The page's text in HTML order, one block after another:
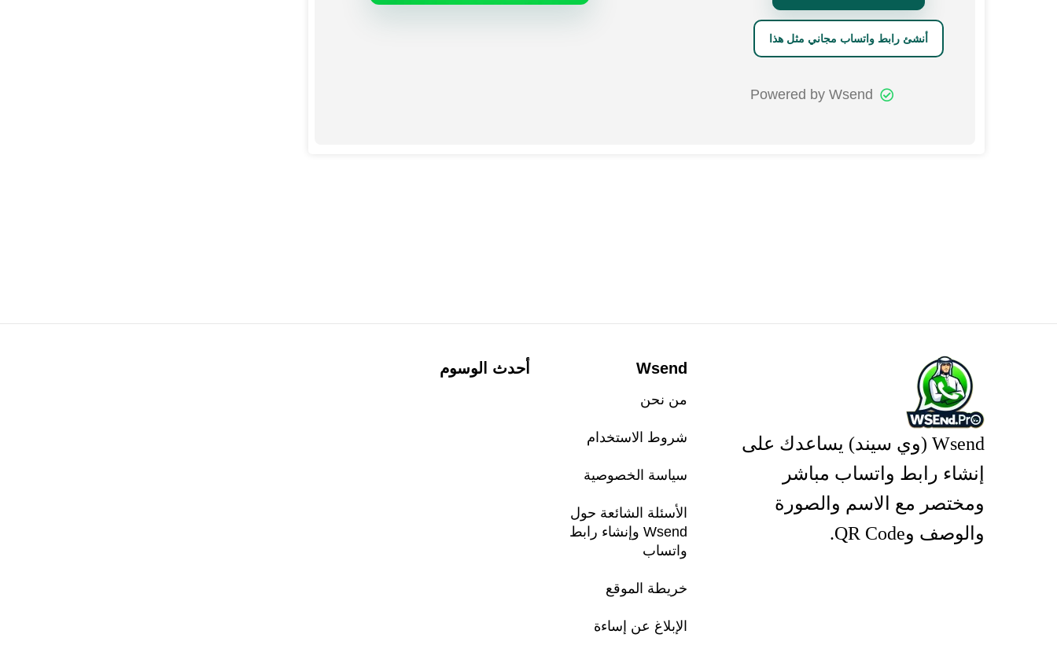
أنشئ رابط واتساب مجاني مثل هذا
Powered by Wsend
Wsend (وي سيند) يساعدك على
إنشاء رابط واتساب مباشر
ومختصر مع الاسم والصورة
والوصف وQR Code.
Wsend
من نحن
شروط الاستخدام
سياسة الخصوصية
الأسئلة الشائعة حول
Wsend وإنشاء رابط
واتساب
خريطة الموقع
الإبلاغ عن إساءة
أحدث الوسوم